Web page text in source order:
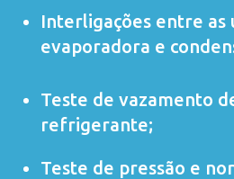
Interligações entre as
evaporadora e
Teste de vazamento
refrigerante;
Teste de pressão e